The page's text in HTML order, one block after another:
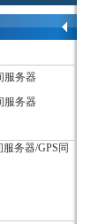
服务器
服务器
服务器/GPS同